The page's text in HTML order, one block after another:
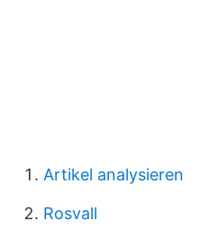
Artikel analysieren
Rosvall